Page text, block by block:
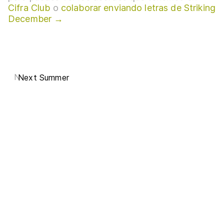
Cifra Club o colaborar enviando letras de Striking
December →
NNext Summer